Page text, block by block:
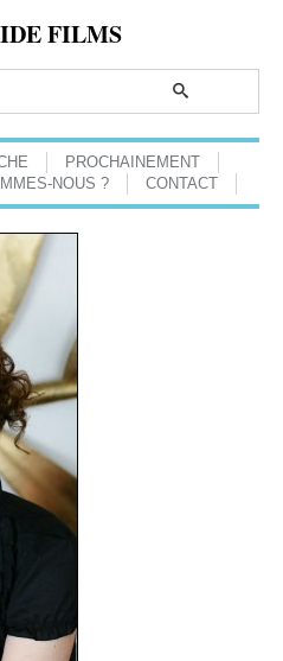
FILMS
PROCHAINEMENT
NOUS ? CONTACT